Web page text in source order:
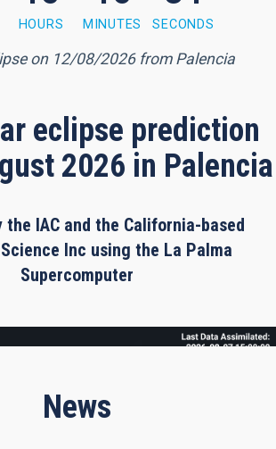
HOURS MINUTES SECONDS
on 12/08/2026 from Palencia
eclipse prediction
2026 in Palencia
the IAC and the California-based
Inc using the La Palma
Supercomputer
News